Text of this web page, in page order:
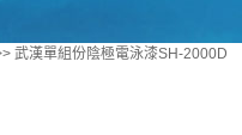
武漢單組份陰極電泳漆SH-2000D